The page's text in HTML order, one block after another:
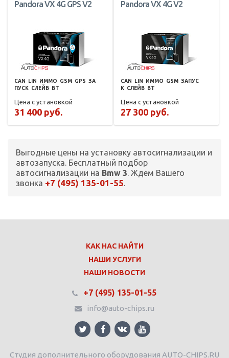
Pandora VX 4G GPS V2
CAN LIN ИММО GSM GPS ЗА
ПУСК СЛЕЙВ BT
Цена с установкой
31 400 руб.
Pandora VX 4G V2
CAN LIN ИММО GSM ЗАПУС
К СЛЕЙВ BT
Цена с установкой
27 300 руб.
Выгодные цены на установку автосигнализации и
автозапуска. Бесплатный подбор
автосигнализации на Bmw 3. Ждем Вашего
звонка +7 (495) 135-01-55.
КАК НАС НАЙТИ
НАШИ УСЛУГИ
НАШИ НОВОСТИ
+7 (495) 135-01-55
info@auto-chips.ru
Студия дополнительного оборудования AUTO-CHIPS.RU